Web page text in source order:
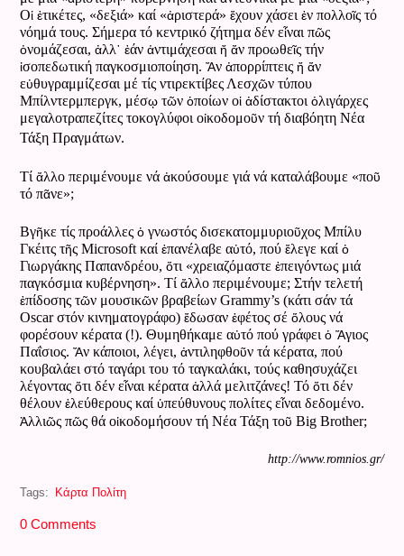
Οἱ ἐτικέτες, «δεξιά» καί «ἀριστερά»ἔχουν χάσειἐν πολλοῖς τό
νόημά τους. Σήμερα τό κεντρικό ζήτημα δέν εἶναι πῶς
ὀνομάζεσαι,ἀλλ᾽ ἐάνἀντιμάχεσαιἤ ἄν προωθεῖς τήν
ἰσοπεδωτική παγκοσμιοποίηση.Ἄνἀπορρίπτειςἤ ἄν
εὐθυγραμμίζεσαι μέ τίς ντιρεκτίβες Λεσχῶν τύπου
Μπίλντερμπεργκ, μέσῳ τῶνὁποίων οἱ ἀδίστακτοιὀλιγάρχες
μεγαλοτραπεζίτες τοκογλύφοι οἰκοδομοῦν τή διαβόητη Νέα
Τάξη Πραγμάτων.
Τίἄλλο περιμένουμε νάἀκούσουμε γιά νά καταλάβουμε «ποῦ
τό πᾶνε»;
Βγῆκε τίς προάλλεςὁ γνωστός δισεκατομμυριοῦχος Μπίλυ
Γκέιτς τῆς Microsoft καίἐπανέλαβε αὐτό, πούἔλεγε καίὁ
Γιωργάκης Παπανδρέου,ὅτι «χρειαζόμαστεἐπειγόντως μιά
παγκόσμια κυβέρνηση». Τίἄλλο περιμένουμε; Στήν τελετή
ἐπίδοσης τῶν μουσικῶν βραβείων Grammy’s (κάτι σάν τά
Oscar στόν κινηματογράφο)ἔδωσανἐφέτος σέὅλους νά
φορέσουν κέρατα (!). Θυμηθήκαμε αὐτό πού γράφειὁ Ἅγιος
Παΐσιος.Ἄν κάποιοι, λέγει,ἀντιληφθοῦν τά κέρατα, πού
κουβαλάει στό ταγάρι του τό ταγκαλάκι, τούς καθησυχάζει
λέγονταςὅτι δέν εἶναι κέραταἀλλά μελιτζάνες! Τόὅτι δέν
θέλουνἐλεύθερους καίὑπεύθυνους πολίτες εἶναι δεδομένο.
Ἀλλιῶς πῶς θά οἰκοδομήσουν τή Νέα Τάξη τοῦ Big Brother;
http://www.romnios.gr/
Tags: Κάρτα Πολίτη
0 Comments